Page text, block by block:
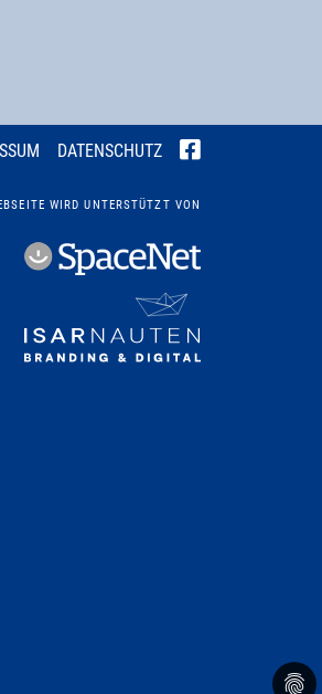
DATENSCHUTZ
WIRD UNTERSTÜTZT VON